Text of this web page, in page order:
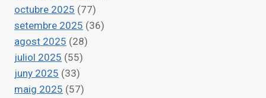
octubre 2025 (77)
setembre 2025 (36)
agost 2025 (28)
juliol 2025 (55)
juny 2025 (33)
maig 2025 (57)